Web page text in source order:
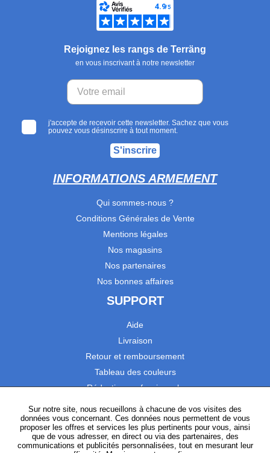
Rejoignez les rangs de Terräng
en vous inscrivant à notre newsletter
j'accepte de recevoir cette newsletter. Sachez que vous
pouvez vous désinscrire à tout moment.
S'inscrire
INFORMATIONS ARMEMENT
Qui sommes-nous ?
Conditions Générales de Vente
Mentions légales
Nos magasins
Nos partenaires
Nos bonnes affaires
SUPPORT
Aide
Livraison
Retour et remboursement
Tableau des couleurs
Réduction professionnels
Satisfaction Clients
Sur notre site, nous recueillons à chacune de vos visites des
données vous concernant. Ces données nous permettent de vous
proposer les offres et services les plus pertinents pour vous, ainsi
que de vous adresser, en direct ou via des partenaires, des
communications et publicités personnalisées, tout en mesurant leur